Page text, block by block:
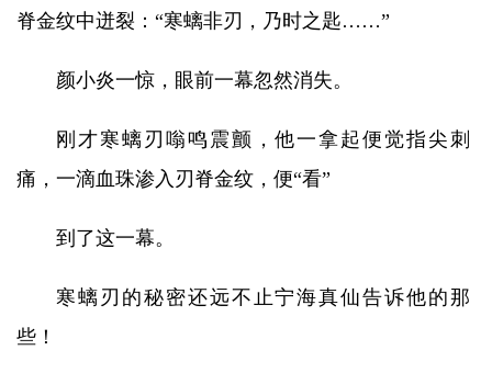
脊金纹中迸裂：“寒螭非刃，乃时之匙……”
颜小炎一惊，眼前一幕忽然消失。
刚才寒螭刃嗡鸣震颤，他一拿起便觉指尖刺
痛，一滴血珠渗入刃脊金纹，便“看”
到了这一幕。
寒螭刃的秘密还远不止宁海真仙告诉他的那
些！